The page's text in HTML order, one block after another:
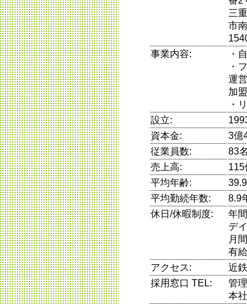
三
市
事業内容:
・
・
運営
加
・
設立:
資本金:
3億
従業員数:
83
売上高:
115
平均年齢:
平均勤続年数:
8.9
休日/休暇制度:
年
デ
月
有
アクセス:
近
採用窓口 TEL:
管
本社